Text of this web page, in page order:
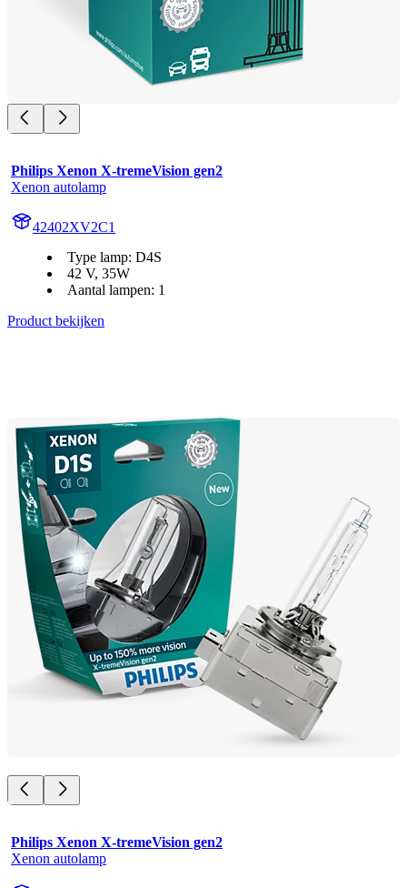
Philips Xenon X-tremeVision gen2
Xenon autolamp
42402XV2C1
Type lamp: D4S
42 V, 35W
Aantal lampen: 1
Product bekijken
Philips Xenon X-tremeVision gen2
Xenon autolamp